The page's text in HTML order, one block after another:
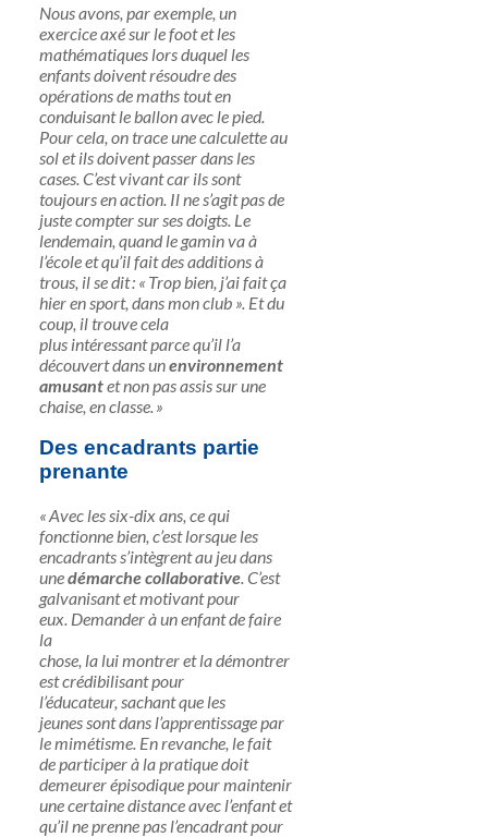
Nous avons, par exemple, un
exercice axé sur le foot et les
mathématiques lors duquel les
enfants doivent résoudre des
opérations de maths tout en
conduisant le ballon avec le pied.
Pour cela, on trace une calculette au
sol et ils doivent passer dans les
cases. C’est vivant car ils sont
toujours en action. Il ne s’agit pas de
juste compter sur ses doigts. Le
lendemain, quand le gamin va à
l’école et qu’il fait des additions à
trous, il se dit : « Trop bien, j’ai fait ça
hier en sport, dans mon club ». Et du
coup, il trouve cela
plus intéressant parce qu’il l’a
découvert dans unenvironnement
amusantet non pas assis sur une
chaise, en classe. »
Des encadrants partie
prenante
« Avec les six-dix ans, ce qui
fonctionne bien, c’est lorsque les
encadrants s’intègrent au jeu dans
unedémarche collaborative. C’est
galvanisant et motivant pour
eux. Demander à un enfant de faire
la
chose, la lui montrer et la démontrer
est crédibilisant pour
l’éducateur, sachant que les
jeunes sont dans l’apprentissage par
le mimétisme. En revanche, le fait
de participer à la pratique doit
demeurer épisodique pour maintenir
une certaine distance avec l’enfant et
qu’il ne prenne pas l’encadrant pour